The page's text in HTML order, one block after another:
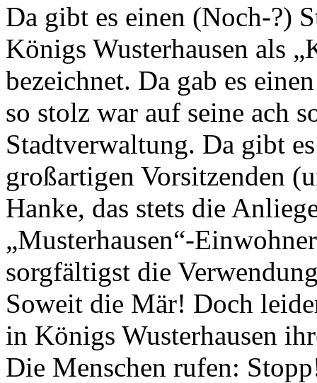
Da gibt es einen (Noch-?)
Königs Wusterhausen als
bezeichnet. Da gab es
so stolz war auf seine ach
Stadtverwaltung. Da gibt
großartigen Vorsitzenden
Hanke, das stets die
„Musterhausen“-
sorgfältigst die
Soweit die Mär! Doch
in Königs Wusterhausen
Die Menschen rufen: